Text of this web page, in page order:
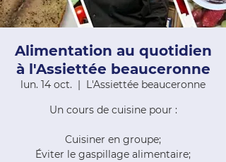
Alimentation au quotidien
à l'Assiettée beauceronne
lun. 14 oct.
  |
L'Assiettée beauceronne
Un cours de cuisine pour :
Cuisiner en groupe;
Éviter le gaspillage alimentaire;